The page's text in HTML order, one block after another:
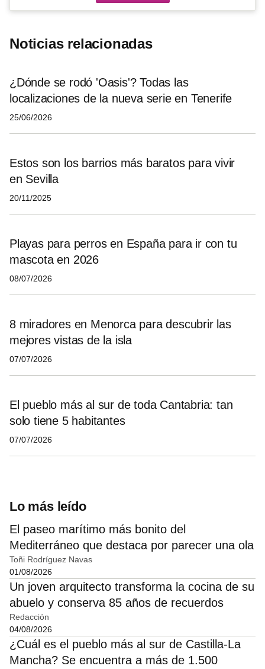
Noticias relacionadas
¿Dónde se rodó 'Oasis'? Todas las
localizaciones de la nueva serie en Tenerife
25/06/2026
Estos son los barrios más baratos para vivir
en Sevilla
20/11/2025
Playas para perros en España para ir con tu
mascota en 2026
08/07/2026
8 miradores en Menorca para descubrir las
mejores vistas de la isla
07/07/2026
El pueblo más al sur de toda Cantabria: tan
solo tiene 5 habitantes
07/07/2026
Lo más leído
El paseo marítimo más bonito del
Mediterráneo que destaca por parecer una ola
Toñi Rodríguez Navas
01/08/2026
Un joven arquitecto transforma la cocina de su
abuelo y conserva 85 años de recuerdos
Redacción
04/08/2026
¿Cuál es el pueblo más al sur de Castilla-La
Mancha? Se encuentra a más de 1.500